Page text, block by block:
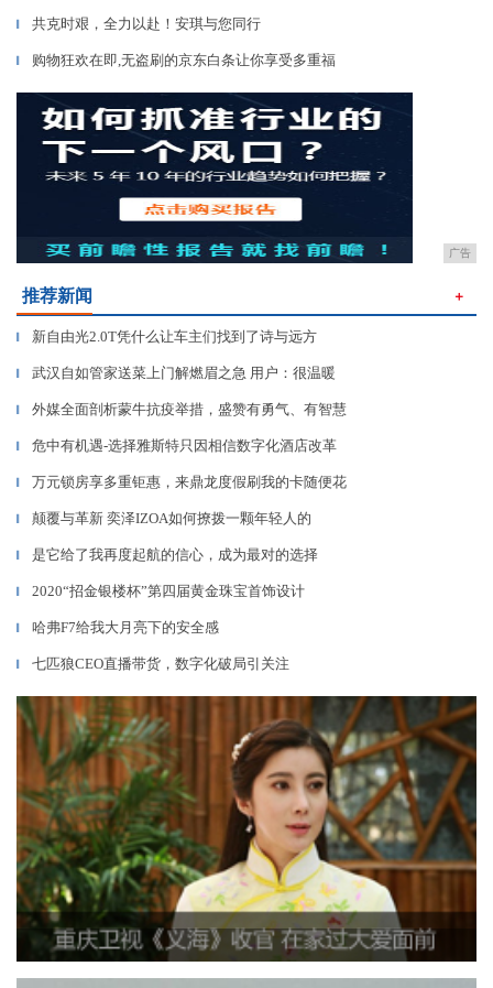
▎ 共克时艰，全力以赴！安琪与您同行
▎ 购物狂欢在即,无盗刷的京东白条让你享受多重福
广告
推荐新闻 ＋
▎ 新自由光2.0T凭什么让车主们找到了诗与远方
▎ 武汉自如管家送菜上门解燃眉之急 用户：很温暖
▎ 外媒全面剖析蒙牛抗疫举措，盛赞有勇气、有智慧
▎ 危中有机遇-选择雅斯特只因相信数字化酒店改革
▎ 万元锁房享多重钜惠，来鼎龙度假刷我的卡随便花
▎ 颠覆与革新 奕泽IZOA如何撩拨一颗年轻人的
▎ 是它给了我再度起航的信心，成为最对的选择
▎ 2020“招金银楼杯”第四届黄金珠宝首饰设计
▎ 哈弗F7给我大月亮下的安全感
▎ 七匹狼CEO直播带货，数字化破局引关注